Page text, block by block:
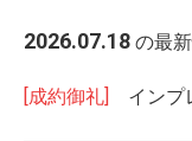
2026.07.18 の最
[成約御礼] インプ